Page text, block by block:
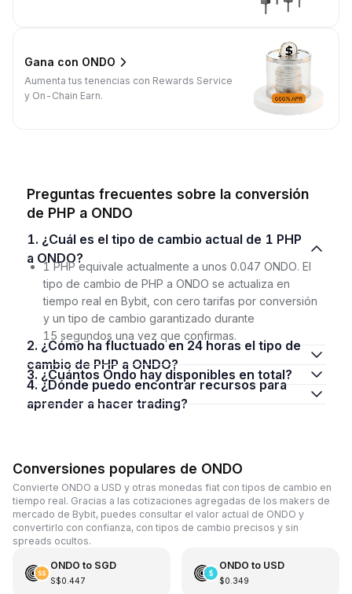
Gana con ONDO
Aumenta tus tenencias con Rewards Service
y On-Chain Earn.
Preguntas frecuentes sobre la conversión
de PHP a ONDO
1. ¿Cuál es el tipo de cambio actual de 1 PHP
a ONDO?
1 PHP equivale actualmente a unos 0.047 ONDO. El
tipo de cambio de PHP a ONDO se actualiza en
tiempo real en Bybit, con cero tarifas por conversión
y un tipo de cambio garantizado durante
15 segundos una vez que confirmas.
2. ¿Cómo ha fluctuado en 24 horas el tipo de
cambio de PHP a ONDO?
3. ¿Cuántos Ondo hay disponibles en total?
4. ¿Dónde puedo encontrar recursos para
aprender a hacer trading?
Conversiones populares de ONDO
Convierte ONDO a USD y otras monedas fiat con tipos de cambio en
tiempo real. Gracias a las cotizaciones agregadas de los makers de
mercado de Bybit, puedes consultar el valor actual de ONDO y
convertirlo con confianza, con tipos de cambio precisos y sin
spreads ocultos.
ONDO to SGD
S$0.447
ONDO to USD
$0.349